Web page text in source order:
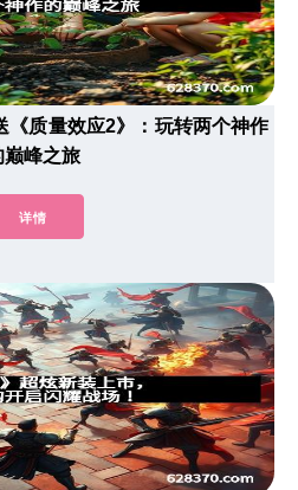
《质量效应2》：玩转两个神作
巅峰之旅
详情